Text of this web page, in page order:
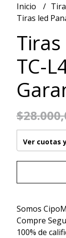
Inicio
Tiras led
TC-
Ver cuotas
Somos
Compre
100% de